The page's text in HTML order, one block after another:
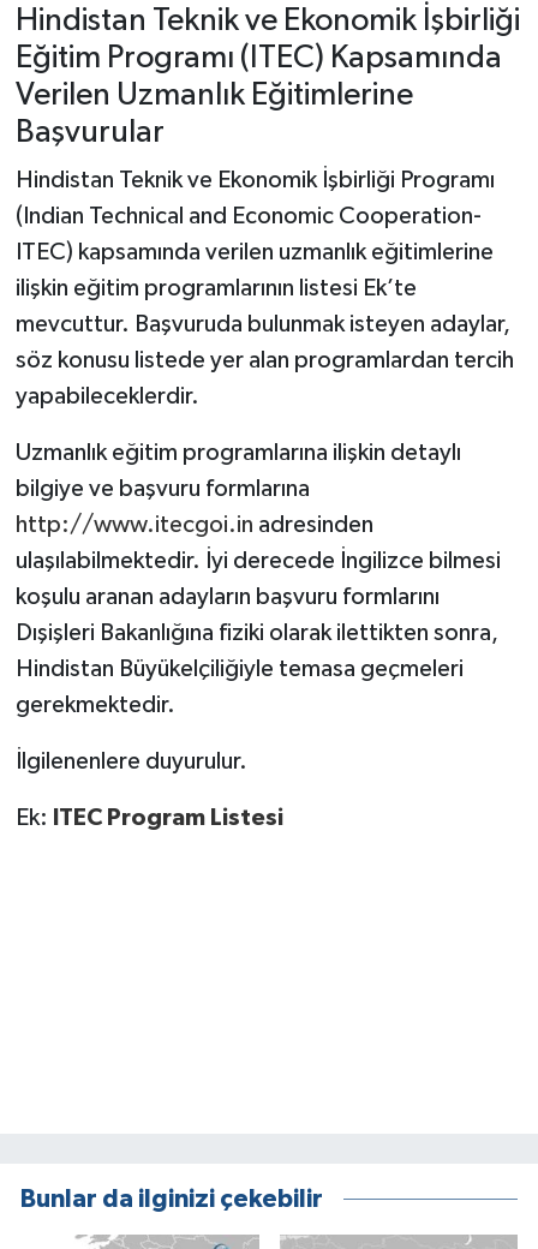
Hindistan Teknik ve Ekonomik İşbirliği
Eğitim Programı (ITEC) Kapsamında
Verilen Uzmanlık Eğitimlerine
Başvurular
Hindistan Teknik ve Ekonomik İşbirliği Programı
(Indian Technical and Economic Cooperation-
ITEC) kapsamında verilen uzmanlık eğitimlerine
ilişkin eğitim programlarının listesi Ek’te
mevcuttur. Başvuruda bulunmak isteyen adaylar,
söz konusu listede yer alan programlardan tercih
yapabileceklerdir.
Uzmanlık eğitim programlarına ilişkin detaylı
bilgiye ve başvuru formlarına
http://www.itecgoi.in adresinden
ulaşılabilmektedir. İyi derecede İngilizce bilmesi
koşulu aranan adayların başvuru formlarını
Dışişleri Bakanlığına fiziki olarak ilettikten sonra,
Hindistan Büyükelçiliğiyle temasa geçmeleri
gerekmektedir.
İlgilenenlere duyurulur.
Ek: ITEC Program Listesi
Bunlar da ilginizi çekebilir